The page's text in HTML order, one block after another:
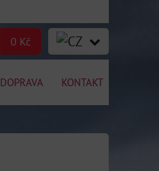
0 Kč
DOPRAVA KONTAKT